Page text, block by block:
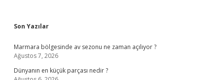
Sidebar
Son Yazılar
Marmara bölgesinde av sezonu ne zaman açılıyor ?
Ağustos 7, 2026
Dünyanın en küçük parçası nedir ?